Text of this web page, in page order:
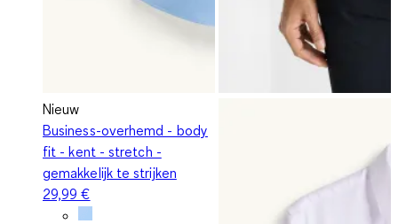
Nieuw
Business-overhemd - body
fit - kent - stretch -
gemakkelijk te strijken
29,99 €